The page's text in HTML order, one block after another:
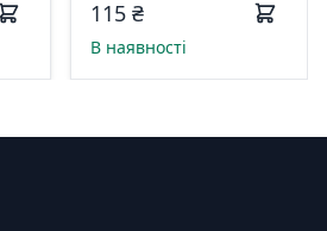
режимах YT-60422
115 ₴
В наявності